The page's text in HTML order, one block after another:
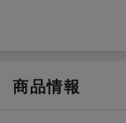
商品情報